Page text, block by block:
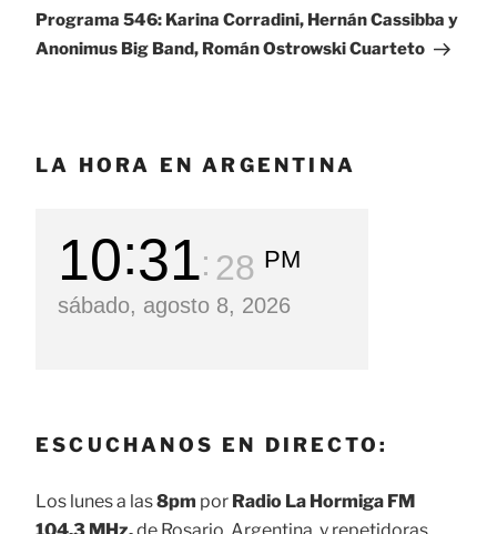
entrada
Programa 546: Karina Corradini, Hernán Cassibba y
Anonimus Big Band, Román Ostrowski Cuarteto
LA HORA EN ARGENTINA
10 31 29 PM
sábado, agosto 8, 2026
ESCUCHANOS EN DIRECTO:
Los lunes a las8pm por Radio La Hormiga FM